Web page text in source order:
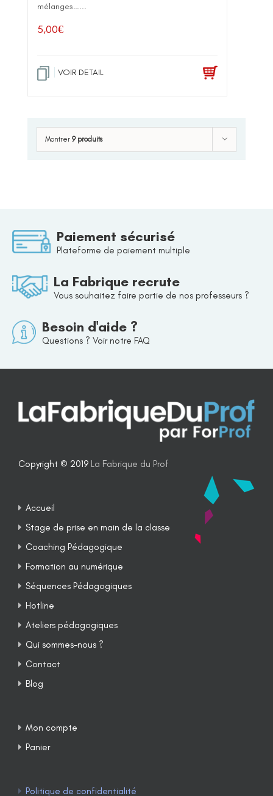
mélanges…...
5,00€
VOIR DETAIL
Montrer 9 produits
Paiement sécurisé
Plateforme de paiement multiple
La Fabrique recrute
Vous souhaitez faire partie de nos professeurs ?
Besoin d'aide ?
Questions ? Voir notre FAQ
Copyright © 2019 La Fabrique du Prof
Accueil
Stage de prise en main de la classe
Coaching Pédagogique
Formation au numérique
Séquences Pédagogiques
Hotline
Ateliers pédagogiques
Qui sommes-nous ?
Contact
Blog
Mon compte
Panier
Politique de confidentialité